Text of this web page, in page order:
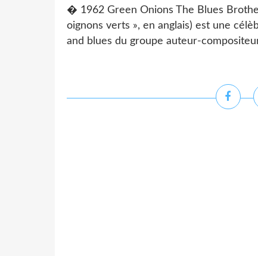
� 1962 Green Onions The Blues
oignons verts », en anglais) est une
and blues du groupe auteur-